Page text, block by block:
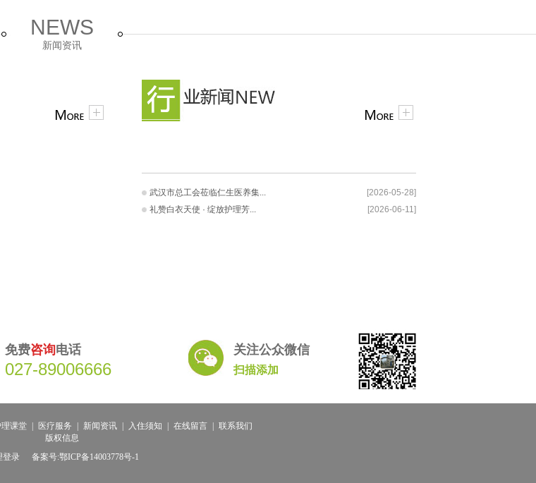
NEWS
新闻资讯
[2026-05-28]
武汉市总工会莅临仁生医养集...
[2026-06-11]
礼赞白衣天使 · 绽放护理芳...
免费咨询电话
027-89006666
关注公众微信
扫描添加
课堂 医疗服务 新闻资讯 入住须知 在线留言
联系我们
版权信息
登录
备案号:鄂ICP备14003778号-1